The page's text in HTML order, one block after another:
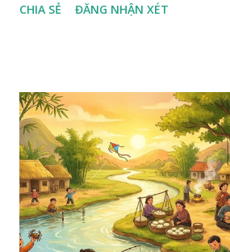
CHIA SẺ ĐĂNG NHẬN XÉT